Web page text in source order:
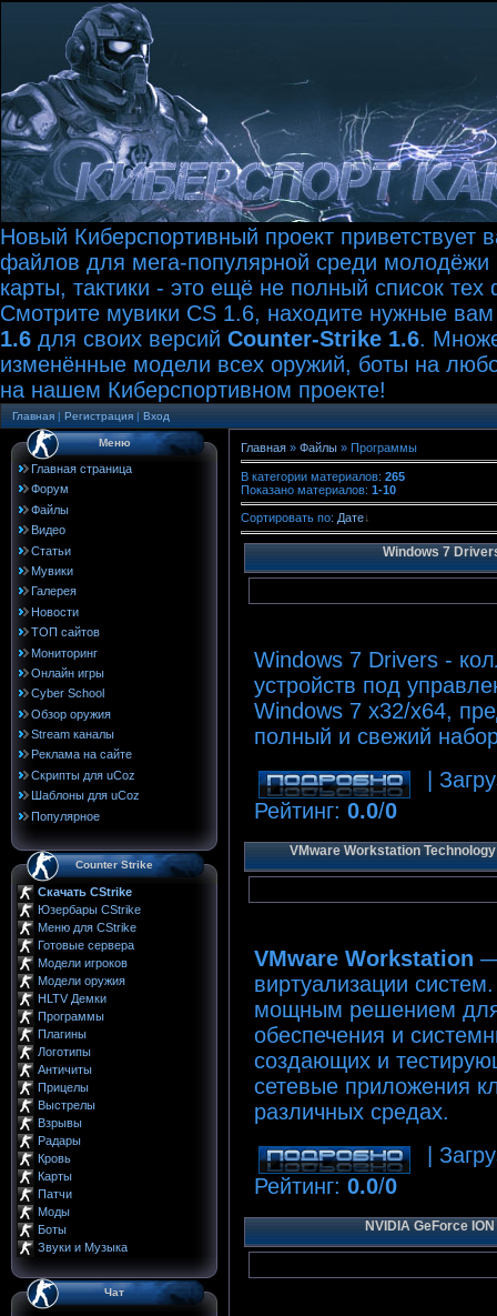
Новый Киберспортивный проект
файлов для мега-популярной среди
карты, тактики - это ещё не полный список
Смотрите мувики CS 1.6, находите нужные
1.6 для своих версий Counter-Strike 1.6.
изменённые модели всех оружий, боты на
на нашем Киберспортивном проекте!
Главная | Регистрация | Вход
Меню
Главная страница
Форум
Файлы
Видео
Статьи
Мувики
Галерея
Новости
ТОП сайтов
Мониторинг
Онлайн игры
Cyber School
Обзор оружия
Stream каналы
Реклама на сайте
Скрипты для uCoz
Шаблоны для uCoz
Популярное
Сounter Strike
Скачать CStrike
Юзербары CStrike
Меню для CStrike
Готовые сервера
Модели игроков
Модели оружия
HLTV Демки
Программы
Плагины
Логотипы
Античиты
Прицелы
Выстрелы
Взрывы
Радары
Кровь
Карты
Патчи
Моды
Боты
Звуки и Музыка
Чат
Главная » Файлы » Программы
В категории материалов: 265
Показано материалов: 1-10
Сортировать по: Дате
Windows 7
Windows 7 Drivers -
устройств под
Windows 7 x32/x64,
полный и свежий
|
Рейтинг: 0.0/0
VMware Workstation
VMware Workstation
виртуализации
мощным решением для
обеспечения и
создающих и
сетевые приложения
различных средах.
|
Рейтинг: 0.0/0
NVIDIA GeForce